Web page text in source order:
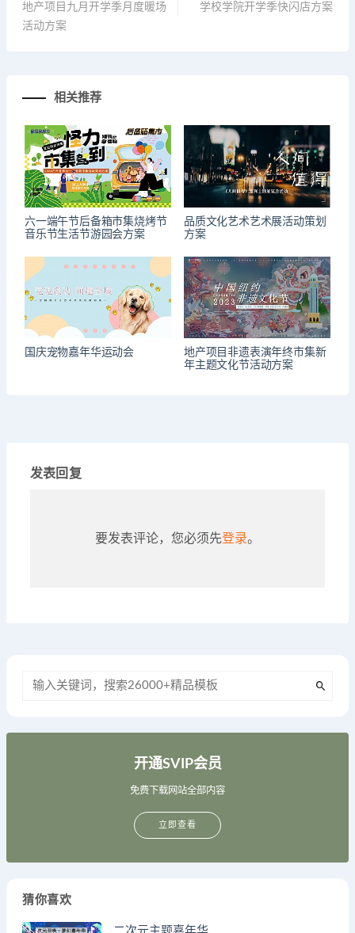
地产项目九月开学季月度暖场
活动方案
学校学院开学季快闪店方案
相关推荐
六一端午节后备箱市集烧烤节
音乐节生活节游园会方案
品质文化艺术艺术展活动策划
方案
国庆宠物嘉年华运动会
地产项目非遗表演年终市集新
年主题文化节活动方案
发表回复
要发表评论，您必须先登录。
开通SVIP会员
免费下载网站全部内容
立即查看
猜你喜欢